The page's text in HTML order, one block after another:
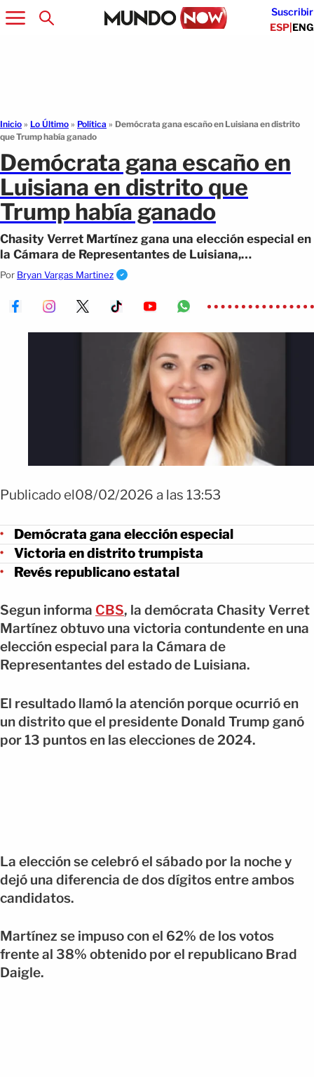
Suscribir
ESP|ENG
Inicio » Lo Último » Política » Demócrata gana escaño en Luisiana en distrito
que Trump había ganado
Demócrata gana escaño en
Luisiana en distrito que
Trump había ganado
Chasity Verret Martínez gana una elección especial en
la Cámara de Representantes de Luisiana,
imponiéndose en un distrito que Donald Trump
Por Bryan Vargas Martinez
Publicado el08/02/2026 a las 13:53
Demócrata gana elección especial
Victoria en distrito trumpista
Revés republicano estatal
Segun informa CBS, la demócrata Chasity Verret
Martínez obtuvo una victoria contundente en una
elección especial para la Cámara de
Representantes del estado de Luisiana.
El resultado llamó la atención porque ocurrió en
un distrito que el presidente Donald Trump ganó
por 13 puntos en las elecciones de 2024.
La elección se celebró el sábado por la noche y
dejó una diferencia de dos dígitos entre ambos
candidatos.
Martínez se impuso con el 62% de los votos
frente al 38% obtenido por el republicano Brad
Daigle.